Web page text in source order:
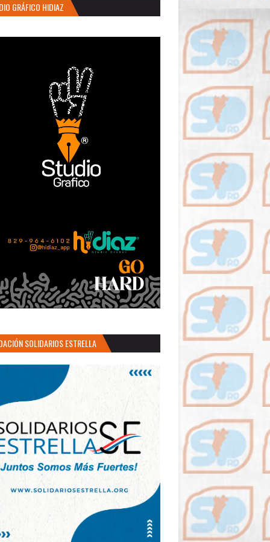
GRÁFICO HIDIAZ
SOLIDARIOS ESTRELLA